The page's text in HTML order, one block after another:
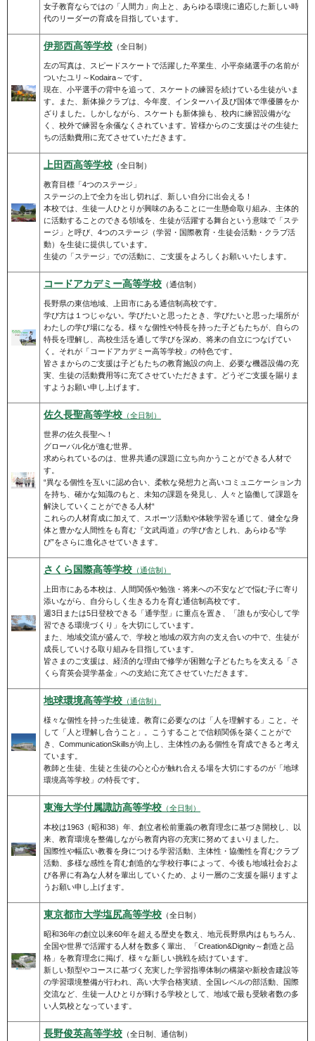
女子教育ならではの「人間力」向上と、あらゆる環境に適応した新しい時
代のリーダーの育成を目指しています。
伊那西高等学校 （全日制）
左の写真は、スピードスケートで活躍した卒業生、小平奈緒選手の名前が
ついたユリ～Kodaira～です。
現在、小平選手の背中を追って、スケートの練習を続けている生徒がいま
す。また、新体操クラブは、今年度、インターハイ及び国体で準優勝をか
ざりました。しかしながら、スケートも新体操も、校内に練習設備がな
く、校外で練習を余儀なくされています。皆様からのご支援はその生徒た
ちの活動費用に充てさせていただきます。
上田西高等学校 （全日制）
教育目標「4つのステージ」
ステージの上で全力を出し切れば、新しい自分に出会える！
本校では、生徒一人ひとりが興味のあることに一生懸命取り組み、主体的
に活動することのできる領域を、生徒が活躍する舞台という意味で「ステ
ージ」と呼び、4つのステージ（学習・国際教育・生徒会活動・クラブ活
動）を生徒に提供しています。
生徒の「ステージ」での活動に、ご支援をよろしくお願いいたします。
コードアカデミー高等学校 （通信制）
長野県の東信地域、上田市にある通信制高校です。
学び方は１つじゃない。学びたいと思ったとき、学びたいと思った場所が
わたしの学び場になる。様々な個性や特長を持った子どもたちが、自らの
特長を理解し、高校生活を通して学びを深め、将来の自立につなげてい
く。それが「コードアカデミー高等学校」の特色です。
皆さまからのご支援は子どもたちの教育施設の向上、必要な機器設備の充
実、生徒の活動費用等に充てさせていただきます。どうぞご支援を賜りま
すようお願い申し上げます。
佐久長聖高等学校 （全日制）
世界の佐久長聖へ！
グローバル化が進む世界。
求められているのは、世界共通の課題に立ち向かうことができる人材で
す。
“異なる個性を互いに認め合い、柔軟な発想力と高いコミュニケーション力
を持ち、確かな知識のもと、未知の課題を発見し、人々と協働して課題を
解決していくことができる人材“
これらの人材育成に加えて、スポーツ活動や体験学習を通じて、健全な身
体と豊かな人間性をも育む『文武両道』の学び舎としれ、あらゆる“学
び”をさらに進化させていきます。
さくら国際高等学校 （通信制）
上田市にある本校は、人間関係や勉強・将来への不安などで悩む子に寄り
添いながら、自分らしく生きる力を育む通信制高校です。
週3日または5日登校できる「通学型」に重点を置き、「誰もが安心して学
習できる環境づくり」を大切にしています。
また、地域交流が盛んで、学校と地域の双方向の支え合いの中で、生徒が
成長していける取り組みを目指しています。
皆さまのご支援は、経済的な理由で修学が困難な子どもたちを支える「さ
くら育英会奨学基金」への支給に充てさせていただきます。
地球環境高等学校 （通信制）
様々な個性を持った生徒達。教育に必要なのは「人を理解する」こと。そ
して「人と理解し合うこと」。こうすることで信頼関係を築くことがで
き、CommunicationSkillsが向上し、主体性のある個性を育成できると考え
ています。
教師と生徒、生徒と生徒の心と心が触れ合える場を大切にするのが「地球
環境高等学校」の特長です。
東海大学付属諏訪高等学校 （全日制）
本校は1963（昭和38）年、創立者松前重義の教育理念に基づき開校し、以
来、教育環境を整備しながら教育内容の充実に努めてまいりました。
国際性や幅広い教養を身につける学習活動、主体性・協働性を育むクラブ
活動、多様な感性を育む創造的な学校行事によって、今後も地域社会およ
び各界に有為な人材を輩出していくため、より一層のご支援を賜りますよ
うお願い申し上げます。
東京都市大学塩尻高等学校 （全日制）
昭和36年の創立以来60年を超える歴史を数え、地元長野県内はもちろん、
全国や世界で活躍する人材を数多く輩出、「Creation&Dignity～創造と品
格」を教育理念に掲げ、様々な新しい挑戦を続けています。
新しい類型やコースに基づく充実した学習指導体制の構築や新校舎建設等
の学習環境整備が行われ、高い大学合格実績、全国レベルの部活動、国際
交流など、生徒一人ひとりが輝ける学校として、地域で最も受験者数の多
い人気校となっています。
長野俊英高等学校 （全日制、通信制）